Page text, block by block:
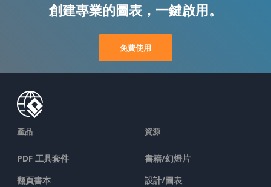
創建專業的圖表，一鍵啟用。
免費使用
產品
PDF 工具套件
翻頁書本
資源
書籍/幻燈片
設計/圖表